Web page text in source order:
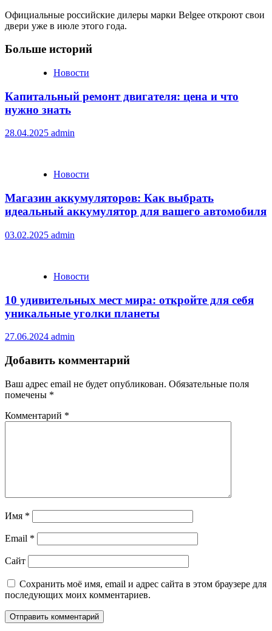
Официальные российские дилеры марки Belgee откроют свои
двери уже в июле этого года.
Больше историй
Новости
Капитальный ремонт двигателя: цена и что
нужно знать
28.04.2025 admin
Новости
Магазин аккумуляторов: Как выбрать
идеальный аккумулятор для вашего автомобиля
03.02.2025 admin
Новости
10 удивительных мест мира: откройте для себя
уникальные уголки планеты
27.06.2024 admin
Добавить комментарий
Ваш адрес email не будет опубликован. Обязательные поля
помечены *
Комментарий *
Имя *
Email *
Сайт
Сохранить моё имя, email и адрес сайта в этом браузере для
последующих моих комментариев.